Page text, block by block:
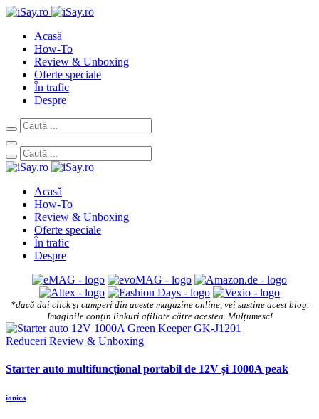
Acasă
How-To
Review & Unboxing
Oferte speciale
În trafic
Despre
Acasă
How-To
Review & Unboxing
Oferte speciale
În trafic
Despre
*dacă dai click și cumperi din aceste magazine online, vei susține acest blog.
Imaginile conțin linkuri afiliate către acestea. Mulțumesc!
Reduceri Review & Unboxing
Starter auto multifuncțional portabil de 12V și 1000A peak
ionica